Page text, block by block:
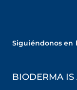
Siguiéndonos en
BIODERMA